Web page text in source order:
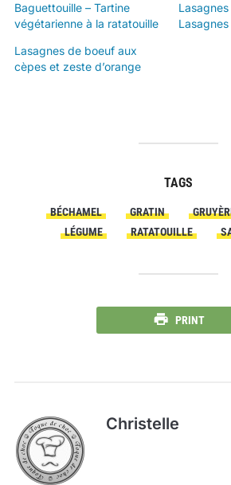
Baguettouille – Tartine
végétarienne à la ratatouille
Lasagnes
Lasagnes de boeuf aux
cèpes et zeste d’orange
TAGS
BÉCHAMEL GRATIN
LÉGUME
RATATOUILLE
PRINT
Christelle